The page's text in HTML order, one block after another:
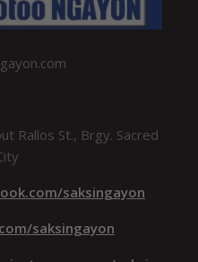
Rallos St., Brgy. Sacred
saksingayon
saksingayon